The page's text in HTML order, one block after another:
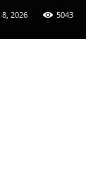
8, 2026 5043